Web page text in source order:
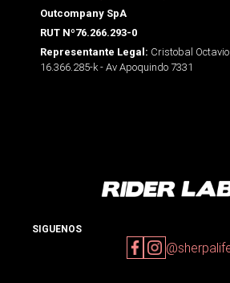
Outcompany SpA
RUT Nº76.266.293-0
Representante Legal: Cristobal
16.366.285-k - Av Apoquindo 7331
SIGUENOS